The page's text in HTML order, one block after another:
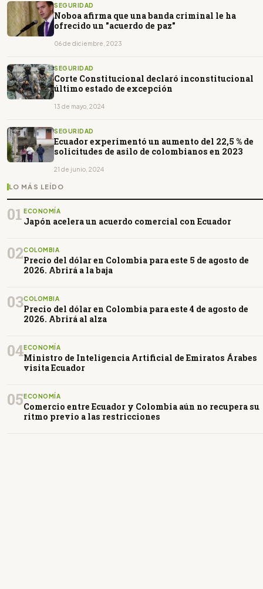
SEGURIDAD
Noboa afirma que una banda criminal le ha
ofrecido un "acuerdo de paz"
06 de diciembre, 2023
SEGURIDAD
Corte Constitucional declaró inconstitucional
último estado de excepción
13 de mayo, 2024
SEGURIDAD
Ecuador experimentó un aumento del 22,5 % de
solicitudes de asilo de colombianos en 2023
21 de junio, 2024
LO MÁS LEÍDO
01 ECONOMÍA
Japón acelera un acuerdo comercial con Ecuador
02COLOMBIA
Precio del dólar en Colombia para este 5 de agosto de
2026. Abrirá a la baja
03COLOMBIA
Precio del dólar en Colombia para este 4 de agosto de
2026. Abrirá al alza
04ECONOMÍA
Ministro de Inteligencia Artificial de Emiratos Árabes
visita Ecuador
05ECONOMÍA
Comercio entre Ecuador y Colombia aún no recupera su
ritmo previo a las restricciones